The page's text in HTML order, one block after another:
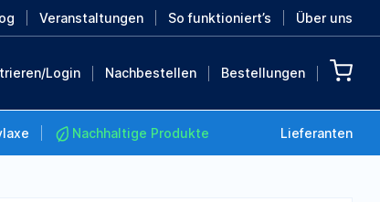
Veranstaltungen So funktioniert’s Über uns
Login Nachbestellen Bestellungen
Nachhaltige Produkte Lieferanten